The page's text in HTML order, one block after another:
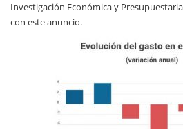
Investigación Económica y
con este anuncio.